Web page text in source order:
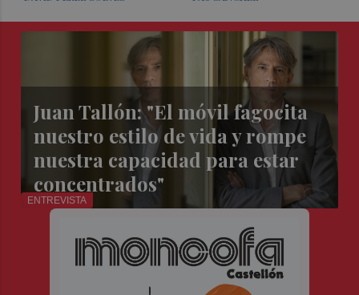
ENTREVISTA
Juan Tallón: "El móvil fagocita
nuestro estilo de vida y rompe
nuestra capacidad para estar
concentrados"